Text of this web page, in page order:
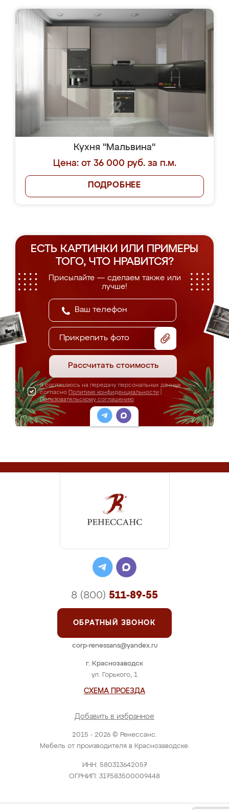
Кухня "Мальвина"
Цена: от 36 000 руб. за п.м.
ПОДРОБНЕЕ
ЕСТЬ КАРТИНКИ ИЛИ ПРИМЕРЫ
ТОГО, ЧТО НРАВИТСЯ?
Присылайте — сделаем также или
лучше!
Прикрепить фото
Рассчитать стоимость
Я соглашаюсь на передачу персональных данных
согласно Политике конфиденциальности
Пользовательскому соглашению
2015 - 2026 © Ренессанс.
Мебель от производителя в Краснозаводске.
ИНН: 580313642057
ОГРНИП: 317583500009448
г. Краснозаводск
ул. Горького, 1
СХЕМА ПРОЕЗДА
Добавить в избранное
8 (800) 511-89-55
ОБРАТНЫЙ ЗВОНОК
corp-renessans@yandex.ru